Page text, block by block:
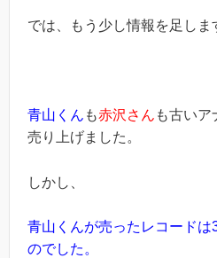
では、もう少し情報を足しま
青山くん も赤沢さん も古いア
売り上げました。
しかし、
青山くんが売ったレコードは
のでした。